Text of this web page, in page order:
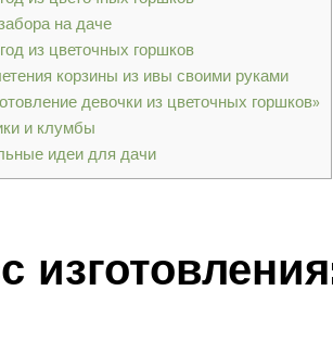
на даче
из цветочных горшков
корзины из ивы своими руками
девочки из цветочных горшков»
и клумбы
идеи для дачи